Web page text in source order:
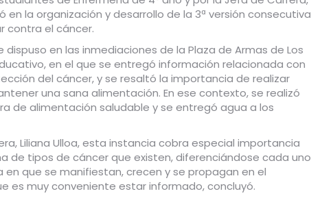
en la organización y desarrollo de la 3ª versión consecutiva
contra el cáncer.
dispuso en las inmediaciones de la Plaza de Armas de Los
en el que se entregó información relacionada con
del cáncer, y se resaltó la importancia de realizar
una sana alimentación. En ese contexto, se realizó
de alimentación saludable y se entregó agua a los
Liliana Ulloa, esta instancia cobra especial importancia
de tipos de cáncer que existen, diferenciándose cada uno
en que se manifiestan, crecen y se propagan en el
es muy conveniente estar informado, concluyó.